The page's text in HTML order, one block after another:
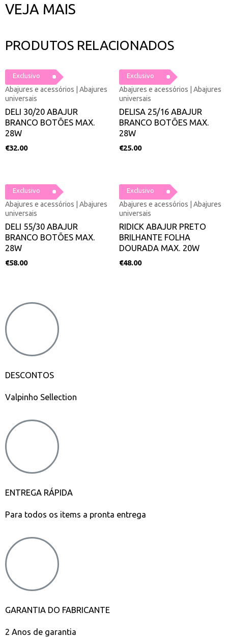
VEJA MAIS
PRODUTOS RELACIONADOS
Exclusivo
Abajures e acessórios | Abajures
universais
DELI 30/20 ABAJUR
BRANCO BOTÕES MAX.
28W
€32.00
Exclusivo
Abajures e acessórios | Abajures
universais
DELISA 25/16 ABAJUR
BRANCO BOTÕES MAX.
28W
€25.00
Exclusivo
Abajures e acessórios | Abajures
universais
DELI 55/30 ABAJUR
BRANCO BOTÕES MAX.
28W
€58.00
Exclusivo
Abajures e acessórios | Abajures
universais
RIDICK ABAJUR PRETO
BRILHANTE FOLHA
DOURADA MAX. 20W
€48.00
DESCONTOS
Valpinho Sellection
ENTREGA RÁPIDA
Para todos os items a pronta entrega
GARANTIA DO FABRICANTE
2 Anos de garantia